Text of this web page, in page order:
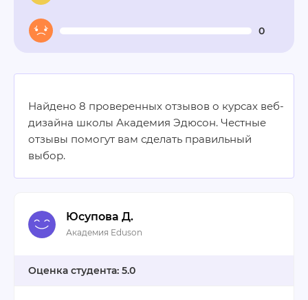
Найдено 8 проверенных отзывов о курсах веб-
дизайна школы Академия Эдюсон. Честные
отзывы помогут вам сделать правильный
выбор.
Юсупова Д.
Академия Eduson
5.0
0